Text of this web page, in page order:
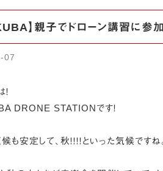
】親子でドローン講習に参加
07
DRONE STATIONです！
も安定して、秋！！！！といった気候ですね